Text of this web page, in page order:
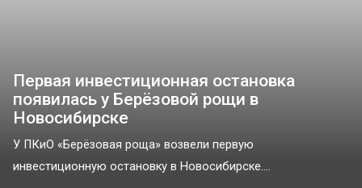
Первая инвестиционная остановка
появилась у Берёзовой рощи в
Новосибирске
У ПКиО «Берёзовая роща» возвели первую
инвестиционную остановку в Новосибирске....